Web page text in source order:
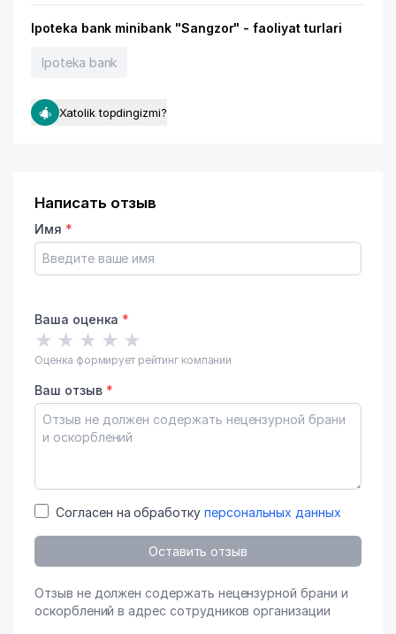
Ipoteka bank minibank "Sangzor" - faoliyat turlari
Ipoteka bank
Xatolik topdingizmi?
Написать отзыв
Имя *
Ваша оценка *
★ ★ ★ ★ ★
Оценка формирует рейтинг компании
Ваш отзыв *
Согласен на обработку персональных данных
Оставить отзыв
Отзыв не должен содержать нецензурной брани и
оскорблений в адрес сотрудников организации